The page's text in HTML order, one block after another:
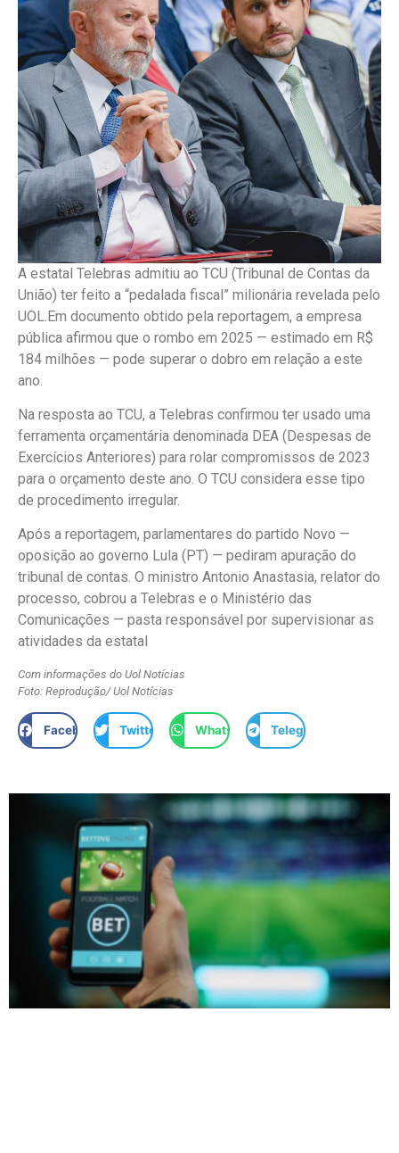
A estatal Telebras admitiu ao TCU (Tribunal de Contas da
União) ter feito a “pedalada fiscal” milionária revelada pelo
UOL.Em documento obtido pela reportagem, a empresa
pública afirmou que o rombo em 2025 — estimado em R$
184 milhões — pode superar o dobro em relação a este
ano.
Na resposta ao TCU, a Telebras confirmou ter usado uma
ferramenta orçamentária denominada DEA (Despesas de
Exercícios Anteriores) para rolar compromissos de 2023
para o orçamento deste ano. O TCU considera esse tipo
de procedimento irregular.
Após a reportagem, parlamentares do partido Novo —
oposição ao governo Lula (PT) — pediram apuração do
tribunal de contas. O ministro Antonio Anastasia, relator do
processo, cobrou a Telebras e o Ministério das
Comunicações — pasta responsável por supervisionar as
atividades da estatal
Com informações do Uol Notícias
Foto: Reprodução/ Uol Notícias
Facebook Twitter WhatsApp Telegram